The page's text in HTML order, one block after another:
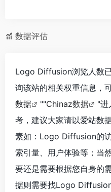
数据评估
Logo Diffusion浏览人数
询该站的相关权重信息，
数据
""Chinaz数据
"进
考，建议大家请以爱站数
素如：Logo Diffusion的
索引量、用户体验等；当
要还是需要根据您自身的
据则需要找Logo